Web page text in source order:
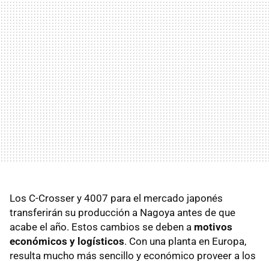
Los C-Crosser y 4007 para el mercado japonés
transferirán su producción a Nagoya antes de que
acabe el año. Estos cambios se deben a motivos
económicos y logísticos. Con una planta en Europa,
resulta mucho más sencillo y económico proveer a los